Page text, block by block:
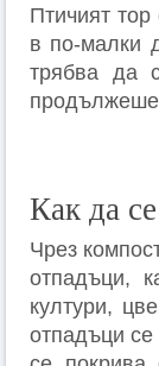
Птичият
в по-малки
трябва да
Как да
Чрез
отпадъци,
култури,
отпадъци